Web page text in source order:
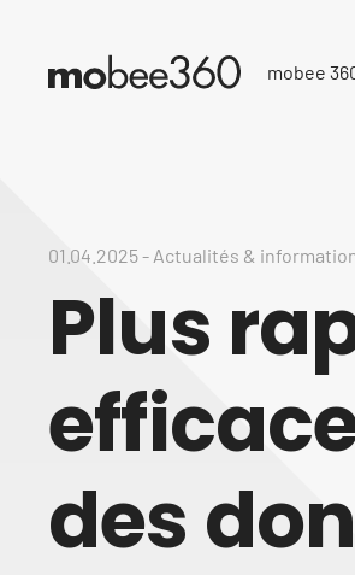
mobee
01.04.2025- Actualités &
Plus
des